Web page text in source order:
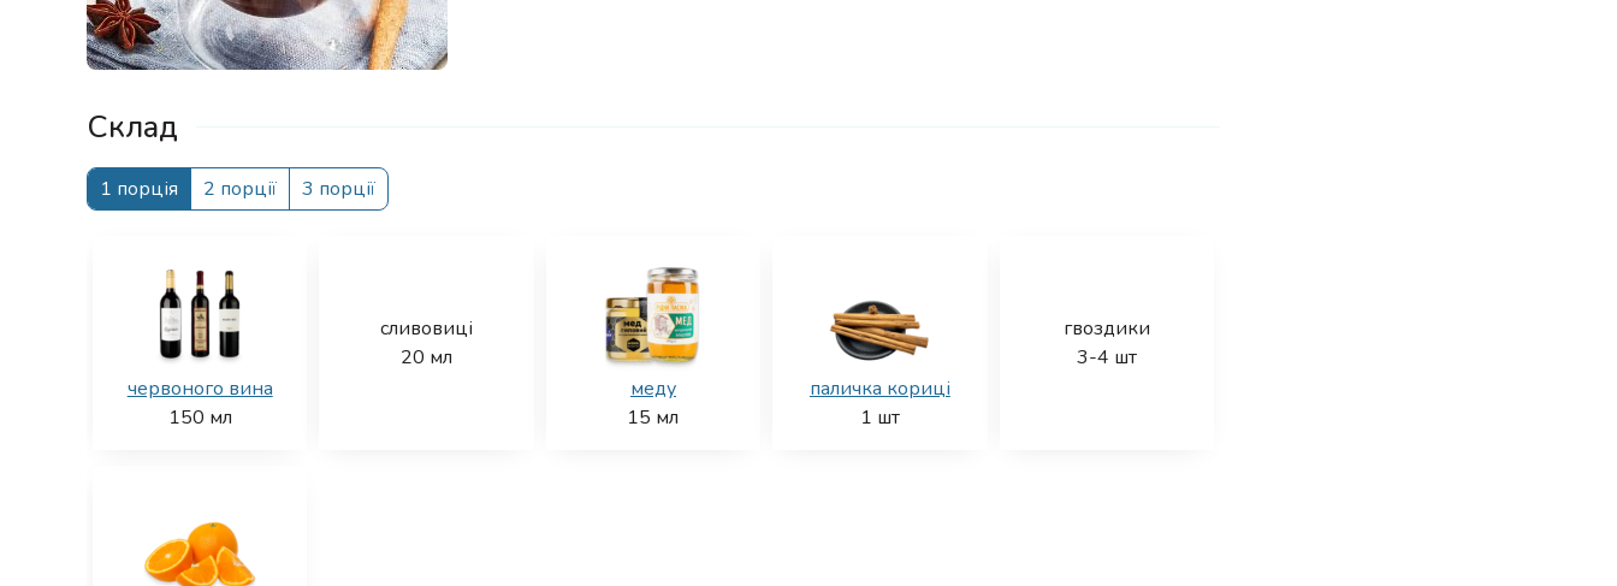
Склад
1 порція 2 порції 3 порції
червоного вина
150 мл
сливовиці
20 мл
меду
15 мл
паличка кориці
1 шт
гвоздики
3-4 шт